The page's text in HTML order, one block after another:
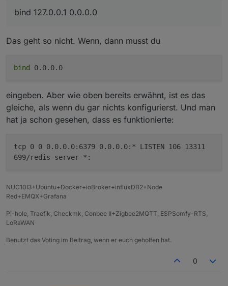
See "systemctl status redis-
bind 127.0.0.1 0.0.0.0
Das geht so nicht. Wenn, dann musst du
bind 0.0.0.0
eingeben. Aber wie oben bereits erwähnt, ist es das
gleiche, als wenn du gar nichts konfigurierst. Und man
hat ja schon gesehen, dass es funktionierte:
tcp 0 0 0.0.0.0:6379 0.0.0.0:* LISTEN 106 13311
699/redis-server *:
NUC10I3+Ubuntu+Docker+ioBroker+influxDB2+Node
Red+EMQX+Grafana
Pi-hole, Traefik, Checkmk, Conbee II+Zigbee2MQTT, ESPSomfy-RTS,
LoRaWAN
Benutzt das Voting im Beitrag, wenn er euch geholfen hat.
0